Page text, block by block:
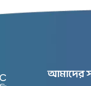
আমাদের